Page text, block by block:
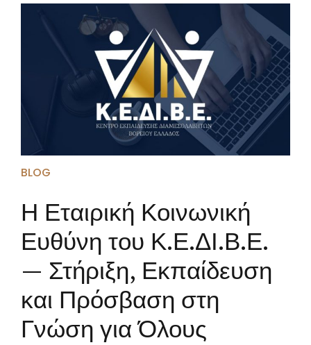
BLOG
Η Εταιρική Κοινωνική
Ευθύνη του Κ.Ε.ΔΙ.Β.Ε.
— Στήριξη, Εκπαίδευση
και Πρόσβαση στη
Γνώση για Όλους